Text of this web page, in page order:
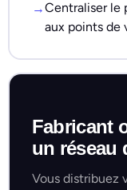
Centraliser le
aux points de
Fabricant
un réseau
Vous distribuez